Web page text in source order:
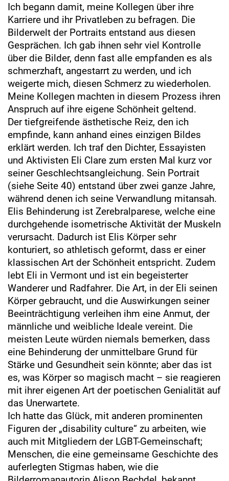
Ich begann damit, meine Kollegen über ihre
Karriere und ihr Privatleben zu befragen. Die
Bilderwelt der Portraits entstand aus diesen
Gesprächen. Ich gab ihnen sehr viel Kontrolle
über die Bilder, denn fast alle empfanden es als
schmerzhaft, angestarrt zu werden, und ich
weigerte mich, diesen Schmerz zu wiederholen.
Meine Kollegen machten in diesem Prozess ihren
Anspruch auf ihre eigene Schönheit geltend.
Der tiefgreifende ästhetische Reiz, den ich
empfinde, kann anhand eines einzigen Bildes
erklärt werden. Ich traf den Dichter, Essayisten
und Aktivisten Eli Clare zum ersten Mal kurz vor
seiner Geschlechtsangleichung. Sein Portrait
(siehe Seite 40) entstand über zwei ganze Jahre,
während denen ich seine Verwandlung mitansah.
Elis Behinderung ist Zerebralparese, welche eine
durchgehende isometrische Aktivität der Muskeln
verursacht. Dadurch ist Elis Körper sehr
konturiert, so athletisch geformt, dass er einer
klassischen Art der Schönheit entspricht. Zudem
lebt Eli in Vermont und ist ein begeisterter
Wanderer und Radfahrer. Die Art, in der Eli seinen
Körper gebraucht, und die Auswirkungen seiner
Beeinträchtigung verleihen ihm eine Anmut, der
männliche und weibliche Ideale vereint. Die
meisten Leute würden niemals bemerken, dass
eine Behinderung der unmittelbare Grund für
Stärke und Gesundheit sein könnte; aber das ist
es, was Körper so magisch macht – sie reagieren
mit ihrer eigenen Art der poetischen Genialität auf
das Unerwartete.
Ich hatte das Glück, mit anderen prominenten
Figuren der „disability culture“ zu arbeiten, wie
auch mit Mitgliedern der LGBT-Gemeinschaft;
Menschen, die eine gemeinsame Geschichte des
auferlegten Stigmas haben, wie die